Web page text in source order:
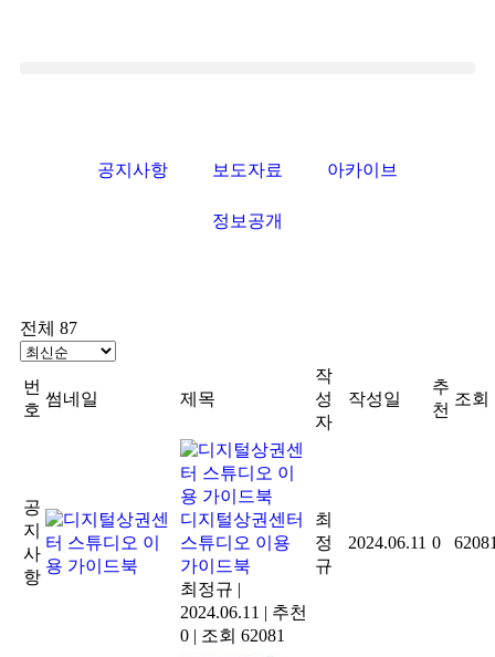
공지사항 보도자료 아카이브
정보공개
전체 87
번
호
썸네일 제목
작
성
자
작성일
추
천
조회
공
지
사
항
디지털상권센터
스튜디오 이용
가이드북
최정규 |
2024.06.11 | 추천
0 | 조회 62081
최
정
규
2024.06.11 0